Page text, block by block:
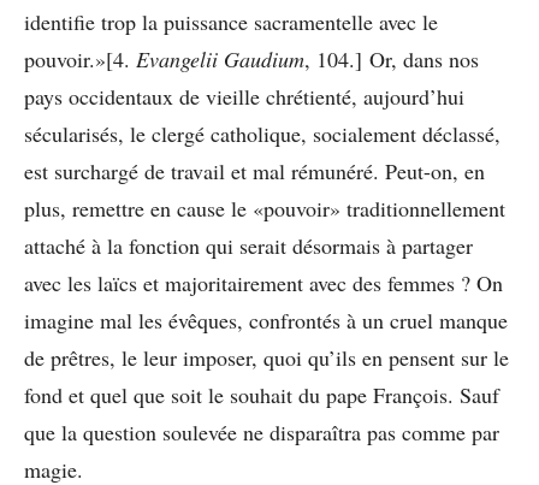
identifie trop la puissance sacramentelle avec le
pouvoir.»[4. Evangelii Gaudium, 104.] Or, dans nos
pays occidentaux de vieille chrétienté, aujourd’hui
sécularisés, le clergé catholique, socialement déclassé,
est surchargé de travail et mal rémunéré. Peut-on, en
plus, remettre en cause le «pouvoir» traditionnellement
attaché à la fonction qui serait désormais à partager
avec les laïcs et majoritairement avec des femmes ? On
imagine mal les évêques, confrontés à un cruel manque
de prêtres, le leur imposer, quoi qu’ils en pensent sur le
fond et quel que soit le souhait du pape François. Sauf
que la question soulevée ne disparaîtra pas comme par
magie.